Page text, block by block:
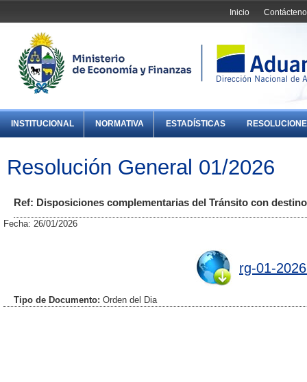
Inicio
INSTITUCIONAL NORMATIVA ESTADÍSTICAS
Resolución General 01/2026
Ref: Disposiciones complementarias del Tránsito con
Fecha: 26/01/2026
rg-01-
Tipo de Documento: Orden del Dia